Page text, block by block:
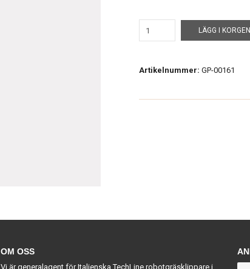
LÄGG I KORGEN
Artikelnummer: GP-00161
OM OSS
Vi är generalagent för Italienska TechLine robotgräsklippare i